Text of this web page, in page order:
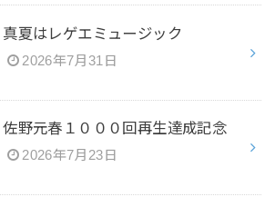
真夏はレゲエミュージック
2026年7月31日
佐野元春１０００回再生達成記念
2026年7月23日